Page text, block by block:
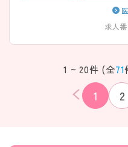
求人
1 ~ 20件 (全71
1 2